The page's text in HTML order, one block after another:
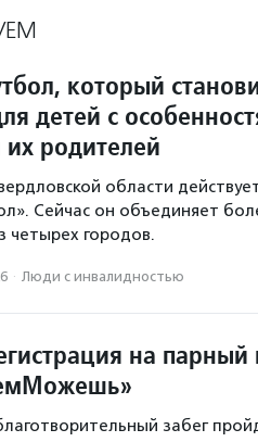
который
детей с
их родителей
области
Сейчас он объединяет
четырех городов.
· Люди с инвалидностью
на
забег